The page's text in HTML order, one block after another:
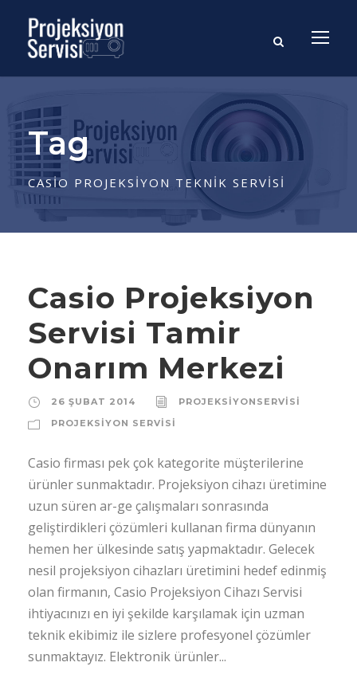
Tag
CASIO PROJEKSIYON TEKNIK SERVISI
Casio Projeksiyon
Servisi Tamir
Onarım Merkezi
26 ŞUBAT 2014
PROJEKSIYONSERVISI
PROJEKSIYON SERVISI
Casio firması pek çok kategorite müşterilerine
ürünler sunmaktadır. Projeksiyon cihazı üretimine
uzun süren ar-ge çalışmaları sonrasında
geliştirdikleri çözümleri kullanan firma dünyanın
hemen her ülkesinde satış yapmaktadır. Gelecek
nesil projeksiyon cihazları üretimini hedef edinmiş
olan firmanın, Casio Projeksiyon Cihazı Servisi
ihtiyacınızı en iyi şekilde karşılamak için uzman
teknik ekibimiz ile sizlere profesyonel çözümler
sunmaktayız. Elektronik ürünler...